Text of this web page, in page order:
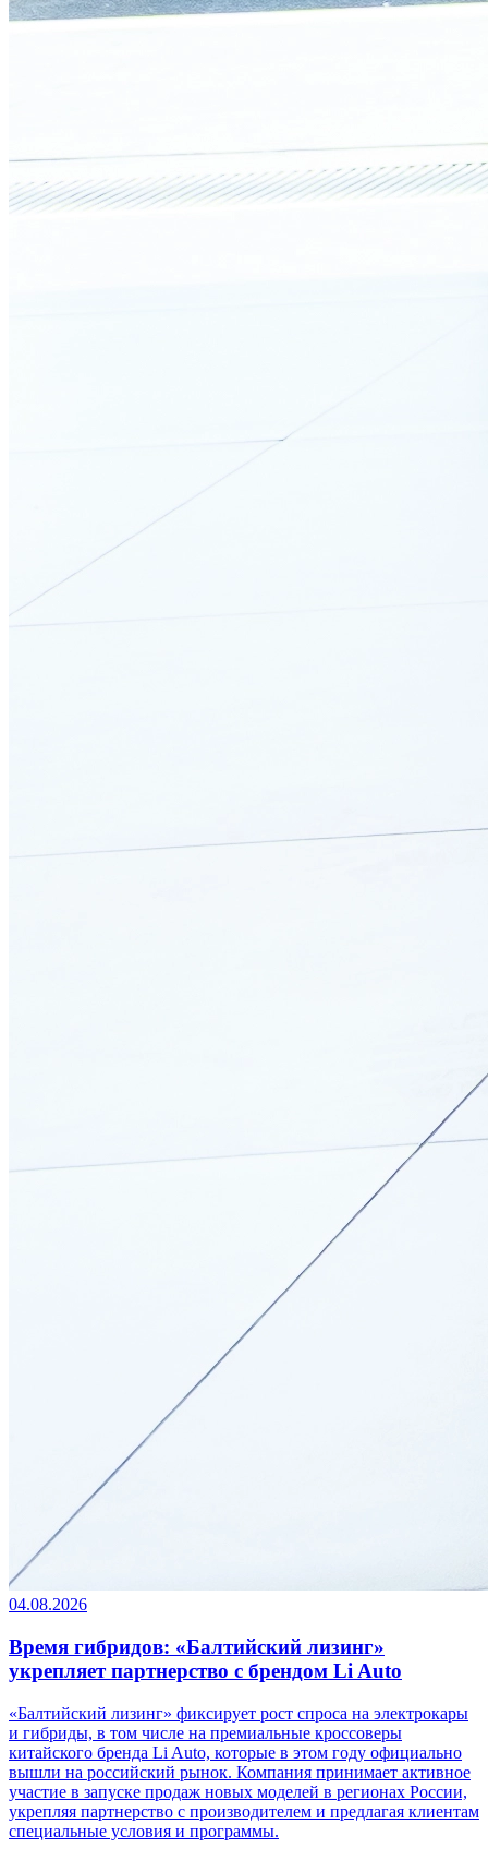
04.08.2026
Время гибридов: «Балтийский лизинг»
укрепляет партнерство с брендом Li Auto
«Балтийский лизинг» фиксирует рост спроса на электрокары
и гибриды, в том числе на премиальные кроссоверы
китайского бренда Li Auto, которые в этом году официально
вышли на российский рынок. Компания принимает активное
участие в запуске продаж новых моделей в регионах России,
укрепляя партнерство с производителем и предлагая клиентам
специальные условия и программы.